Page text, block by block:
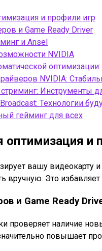
и профили игр
и Game Ready Driver
и Ansel
NVIDIA
NVIDIA:
Инструменты
Broadcast: Технологии
гейминг для всех
оптимизация и
вашу
вручную. Это
и Game Ready
проверяет наличие
повышает